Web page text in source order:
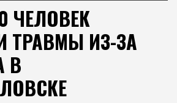
ЧЕЛОВЕК
ТРАВМЫ ИЗ-ЗА
В